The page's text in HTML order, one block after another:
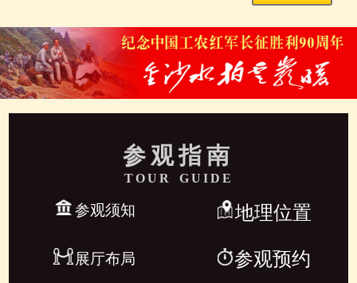
参观指南
TOUR GUIDE
参观须知 地理位置
展厅布局 参观预约